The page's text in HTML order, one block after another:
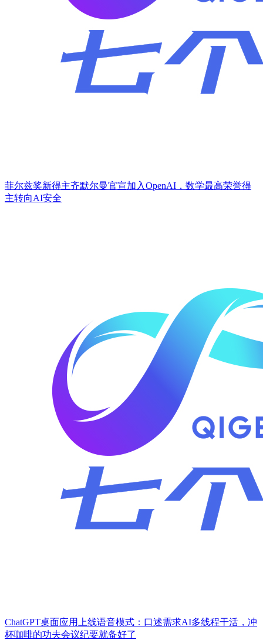
菲尔兹奖新得主齐默尔曼官宣加入OpenAI，数学最高荣誉得
主转向AI安全
ChatGPT桌面应用上线语音模式：口述需求AI多线程干活，冲
杯咖啡的功夫会议纪要就备好了